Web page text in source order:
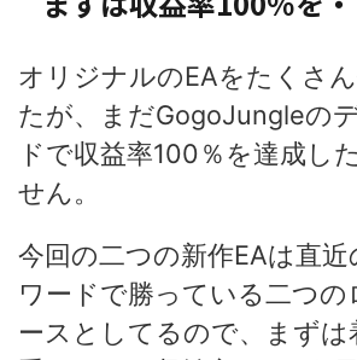
オリジナルのEAをたくさ
たが、まだGogoJungleの
ドで収益率100％を達成し
せん。
今回の二つの新作EAは直
ワードで勝っている二つ
ースとしてるので、まずは